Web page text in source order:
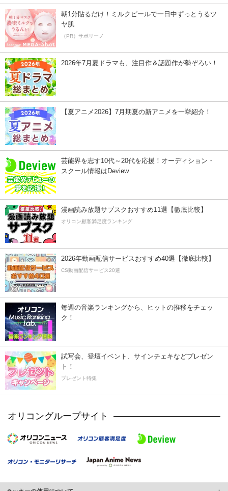
朝1分貼るだけ！ミルクピールで一日中ずっとうるツ
ヤ肌
（PR）サボリーノ
2026年7月夏ドラマも、注目作＆話題作が勢ぞろい！
【夏アニメ2026】7月期夏の新アニメを一挙紹介！
芸能界を志す10代～20代を応援！オーディション・
スクール情報はDeview
漫画読み放題サブスクおすすめ11選【徹底比較】
オリコン顧客満足度ランキング
2026年動画配信サービスおすすめ40選【徹底比較】
CS動画配信サービス20選
毎週の音楽ランキングから、ヒットの推移をチェッ
ク！
試写会、登壇イベント、サインチェキなどプレゼン
ト！
プレゼント特集
オリコングループサイト